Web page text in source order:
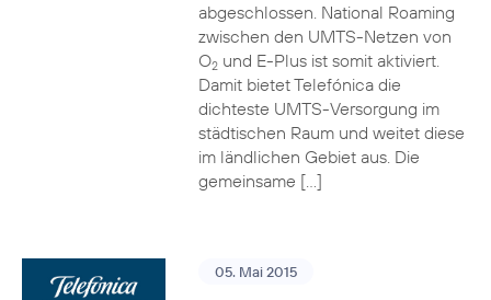
abgeschlossen. National Roaming
zwischen den UMTS-Netzen von
O2und E-Plus ist somit aktiviert.
Damit bietet Telefónica die
dichteste UMTS-Versorgung im
städtischen Raum und weitet diese
im ländlichen Gebiet aus. Die
gemeinsame […]
05. Mai 2015